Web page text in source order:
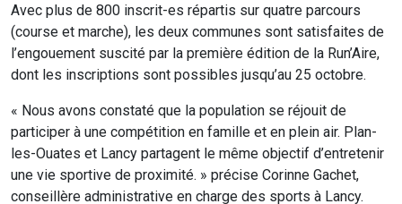
Avec plus de 800 inscrit-es répartis sur quatre parcours
(course et marche), les deux communes sont satisfaites de
l’engouement suscité par la première édition de la Run’Aire,
dont les inscriptions sont possibles jusqu’au 25 octobre.
« Nous avons constaté que la population se réjouit de
participer à une compétition en famille et en plein air. Plan-
les-Ouates et Lancy partagent le même objectif d’entretenir
une vie sportive de proximité. » précise Corinne Gachet,
conseillère administrative en charge des sports à Lancy.